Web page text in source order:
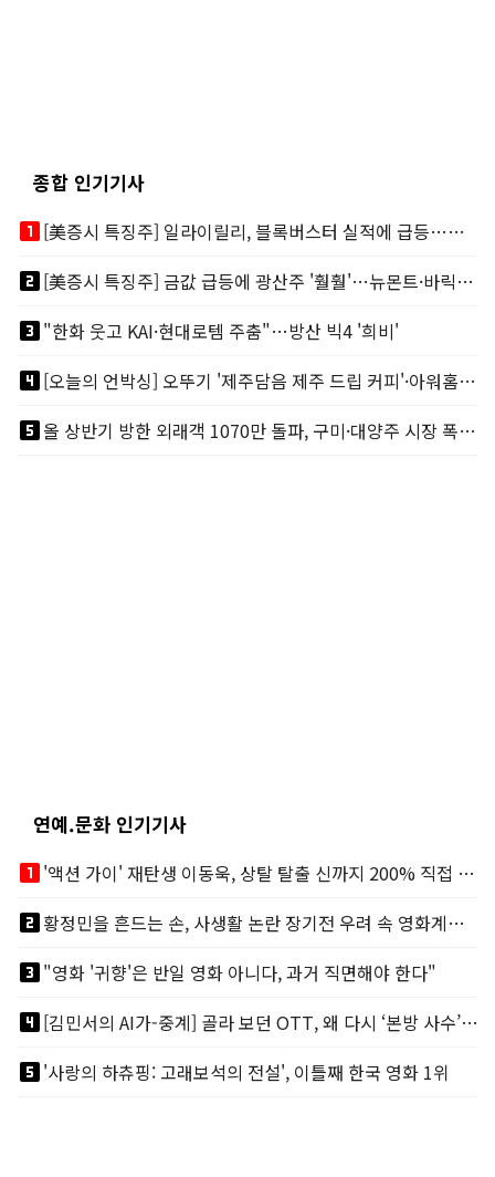
종합 인기기사
looks_one
[美증시 특징주] 일라이릴리, 블록버스터 실적에 급등…마운자로 매출 폭발
looks_two
[美증시 특징주] 금값 급등에 광산주 '훨훨'…뉴몬트·바릭마이닝 주도
looks_3"한화 웃고 KAI·현대로템 주춤"…방산 빅4 '희비'
looks_4
[오늘의 언박싱] 오뚜기 '제주담음 제주 드립 커피'·아워홈 ‘갓석박지’ 外
looks_5
올 상반기 방한 외래객 1070만 돌파, 구미·대양주 시장 폭발적 성장
연예.문화 인기기사
looks_one
'액션 가이' 재탄생 이동욱, 상탈 탈출 신까지 200% 직접 소화
looks_two
황정민을 흔드는 손, 사생활 논란 장기전 우려 속 영화계도 리스크
looks_3"영화 '귀향'은 반일 영화 아니다, 과거 직면해야 한다"
looks_4
[김민서의 AI가-중계] 골라 보던 OTT, 왜 다시 ‘본방 사수’를 부르나
looks_5'사랑의 하츄핑: 고래보석의 전설', 이틀째 한국 영화 1위